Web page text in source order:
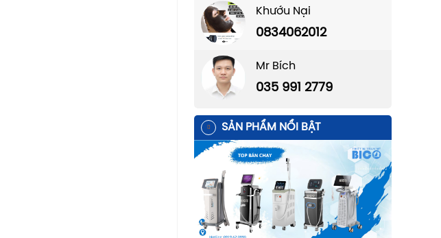
Khướu Nại
0834062012
Mr Bích
035 991 2779
SẢN PHẨM NỔI BẬT